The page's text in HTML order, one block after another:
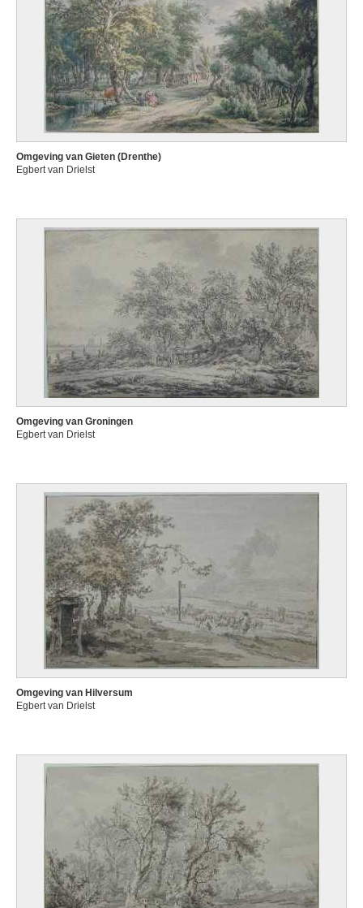
Omgeving van Gieten (Drenthe)
Egbert van Drielst
Omgeving van Groningen
Egbert van Drielst
Omgeving van Hilversum
Egbert van Drielst